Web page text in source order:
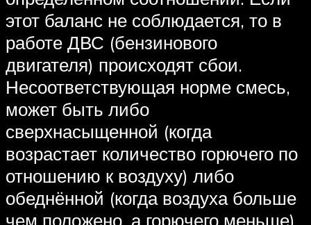
этот баланс не соблюдается, то в
работе ДВС (бензинового
двигателя) происходят сбои.
Несоответствующая норме смесь,
может быть либо
сверхнасыщенной (когда
возрастает количество горючего по
отношению к воздуху) либо
обеднённой (когда воздуха больше
чем положено, а горючего меньше).